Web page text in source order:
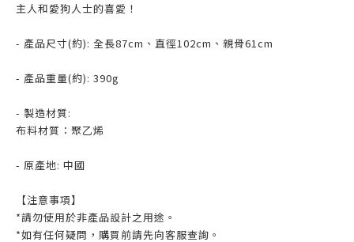
主人和愛狗人士的喜愛！
- 產品尺寸(約): 全長87cm、直徑102cm、親骨61cm
- 產品重量(約): 390g
- 製造材質:
布料材質：聚乙烯
- 原產地: 中國
【注意事項】
*請勿使用於非產品設計之用途。
*如有任何疑問，購買前請先向客服查詢。